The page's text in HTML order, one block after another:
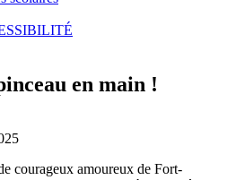
en main !
courageux amoureux de Fort-